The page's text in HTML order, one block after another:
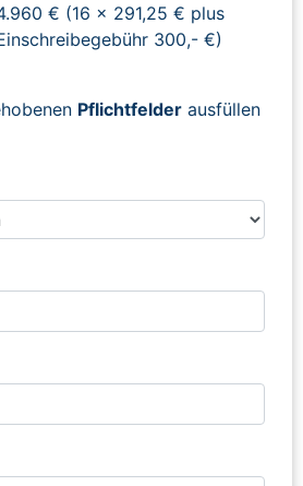
€ (16 x 291,25 € plus
300,- €)
Pflichtfelder ausfüllen